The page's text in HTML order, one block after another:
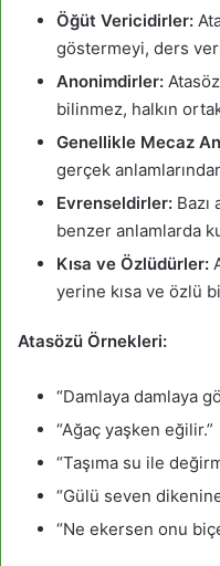
Öğüt Vericidirler:
göstermeyi, ders
Anonimdirler:
bilinmez, halkın
Genellikle Mecaz
gerçek
Evrenseldirler:
benzer anlamlarda
Kısa ve Özlüdürler:
yerine kısa ve özlü
Atasözü Örnekleri:
“Damlaya damlaya
“Ağaç yaşken eğilir.”
“Taşıma su ile
“Gülü seven
“Ne ekersen onu